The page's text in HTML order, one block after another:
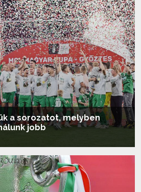
a sorozatot, melyben
jobb
olvasom...